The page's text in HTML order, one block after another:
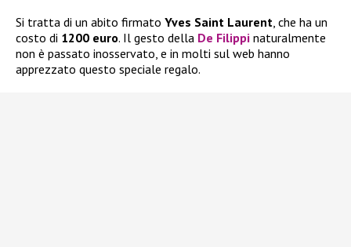
Si tratta di un abito firmato Yves Saint Laurent, che ha un
costo di 1200 euro. Il gesto della De Filippi naturalmente
non è passato inosservato, e in molti sul web hanno
apprezzato questo speciale regalo.